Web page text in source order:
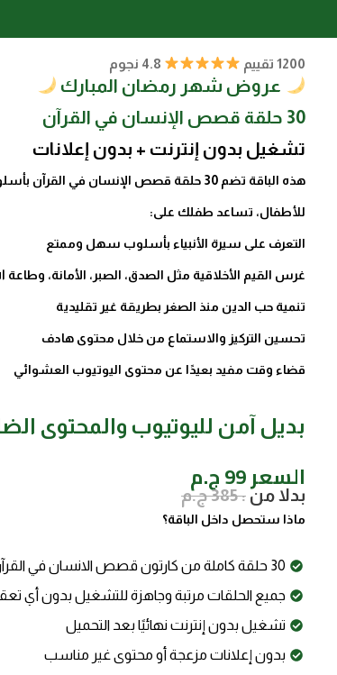
1200 تقييم
عروض شهر رمضان المبارك
30 حلقة قصص الإنسان في القرآن
تشغيل بدون إنترنت + بدون إعلانات
هذه الباقة تضم 30 حلقة قصص الإنسان في
للأطفال، تساعد طفلك على:
التعرف على سيرة الأنبياء بأسلوب سهل وممتع
غرس القيم الأخلاقية مثل الصدق، الصبر، الأمانة، وطاعة
تنمية حب الدين منذ الصغر بطريقة غير تقليدية
تحسين التركيز والاستماع من خلال محتوى هادف
قضاء وقت مفيد بعيدًا عن محتوى اليوتيوب العشوائي
بديل آمن لليوتيوب والمحتوى
السعر 99 ج.م
بدلا من : 385 ج.م
ماذا ستحصل داخل الباقة؟
30 حلقة كاملة من كارتون قصص الانسان في القرآن بجودة عالية (HD)
جميع الحلقات مرتبة وجاهزة للتشغيل بدون أي
تشغيل بدون إنترنت نهائيًا بعد التحميل
بدون إعلانات مزعجة أو محتوى غير مناسب